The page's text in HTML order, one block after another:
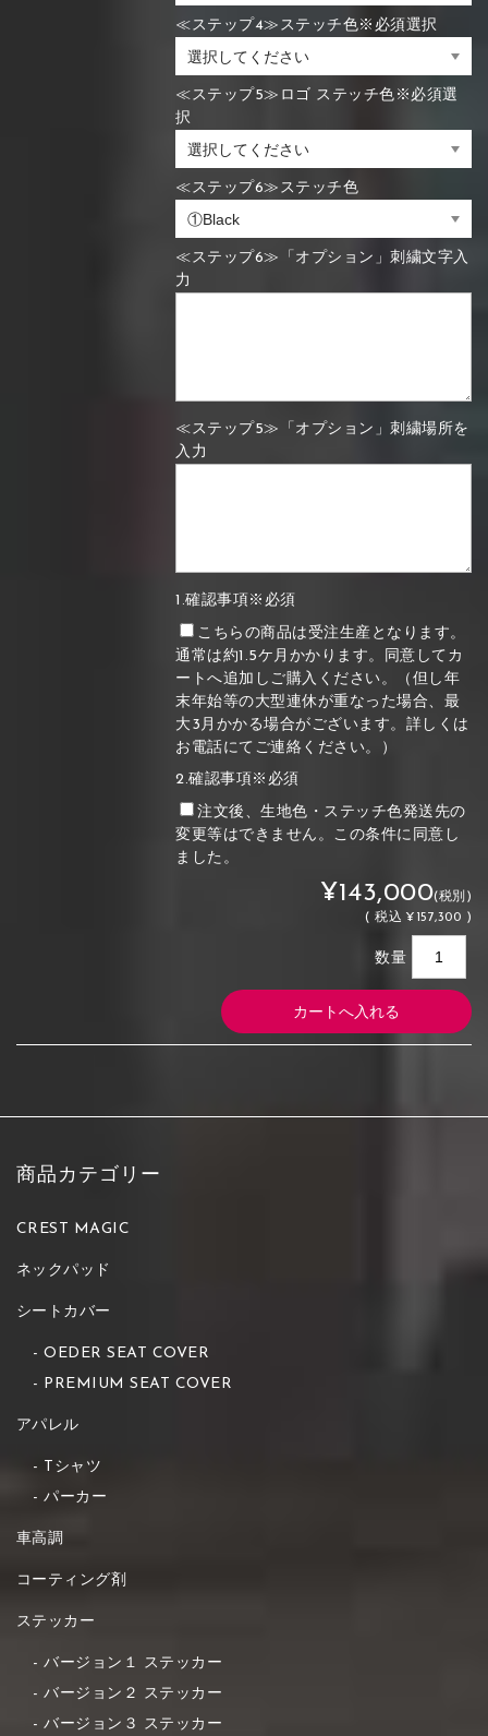
≪ステップ4≫ステッチ色※必須選択
≪ステップ5≫ロゴ ステッチ色※必須選
択
≪ステップ6≫ステッチ色
≪ステップ6≫「オプション」刺繍文字入
力
≪ステップ5≫「オプション」刺繍場所を
入力
1.確認事項※必須
こちらの商品は受注生産となります。
通常は約1.5ケ月かかります。同意してカ
ートへ追加しご購入ください。（但し年
末年始等の大型連休が重なった場合、最
大3月かかる場合がございます。詳しくは
お電話にてご連絡ください。）
2.確認事項※必須
注文後、生地色・ステッチ色発送先の
変更等はできません。この条件に同意し
ました。
¥143,000(税別)
(税込 ¥157,300 )
数量
商品カテゴリー
CREST MAGIC
ネックパッド
シートカバー
OEDER SEAT COVER
PREMIUM SEAT COVER
アパレル
Tシャツ
パーカー
車高調
コーティング剤
ステッカー
バージョン１ ステッカー
バージョン２ ステッカー
バージョン３ ステッカー